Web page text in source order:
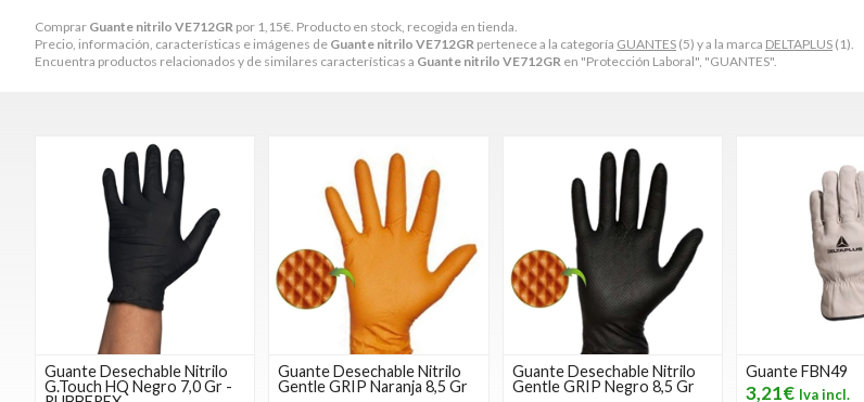
Comprar Guante nitrilo VE712GR por 1,15€ . Producto en stock, recogida en tienda.
Precio, información, características e imágenes de Guante nitrilo VE712GR pertenece a la categoría GUANTES (5) y a la marca DELTAPLUS (1).
Encuentra productos relacionados y de similares características a Guante nitrilo VE712GR en "Protección Laboral", "GUANTES".
Guante Desechable Nitrilo
G.Touch HQ Negro 7,0 Gr -
Guante Desechable Nitrilo
Gentle GRIP Naranja 8,5 Gr
Guante Desechable Nitrilo
Gentle GRIP Negro 8,5 Gr
Guante FBN49
3,21€